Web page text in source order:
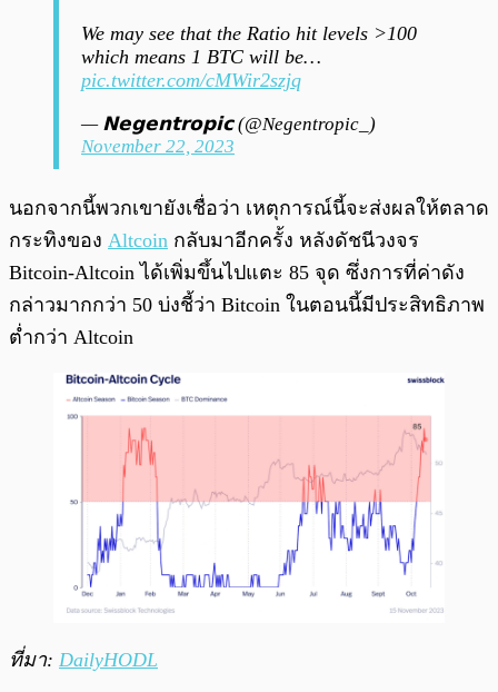
We may see that the Ratio hit levels >100
which means 1 BTC will be…
pic.twitter.com/cMWir2szjq
— 𝗡𝗲𝗴𝗲𝗻𝘁𝗿𝗼𝗽𝗶𝗰 (@Negentropic_)
November 22, 2023
นอกจากนี้พวกเขายังเชื่อว่า เหตุการณ์นี้จะส่งผลให้ตลาด
กระทิงของ Altcoin กลับมาอีกครั้ง หลังดัชนีวงจร
Bitcoin-Altcoin ได้เพิ่มขึ้นไปแตะ 85 จุด ซึ่งการที่ค่าดัง
กล่าวมากกว่า 50 บ่งชี้ว่า Bitcoin ในตอนนี้มีประสิทธิภาพ
ต่ำกว่า Altcoin
ที่มา: DailyHODL